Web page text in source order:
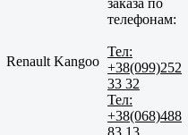
Renault Kangoo
телефонам:
Тел:
+38(099)252
33 32
Тел:
+38(068)488
83 13